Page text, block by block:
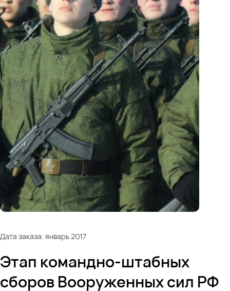
Дата заказа: январь 2017
Этап командно-штабных
сборов Вооруженных сил РФ